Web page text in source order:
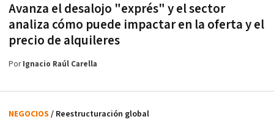
Avanza el desalojo "exprés" y el sector
analiza cómo puede impactar en la oferta y el
precio de alquileres
PorIgnacio Raúl Carella
NEGOCIOS / Reestructuración global